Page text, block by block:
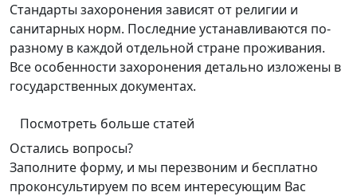
Стандарты захоронения зависят от религии и
санитарных норм. Последние устанавливаются по-
разному в каждой отдельной стране проживания.
Все особенности захоронения детально изложены в
государственных документах.
Посмотреть больше статей
Остались вопросы?
Заполните форму, и мы перезвоним и бесплатно
проконсультируем по всем интересующим Вас